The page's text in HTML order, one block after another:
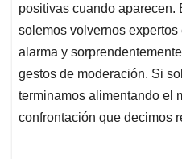
positivas cuando
solemos volvernos
alarma y
gestos de moderación. Si
terminamos alimentando el
confrontación que decimos